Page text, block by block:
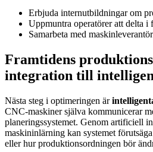
Erbjuda internutbildningar om
Uppmuntra operatörer att delta i
Samarbeta med
Framtidens
integration till
Nästa steg i optimeringen är
CNC-maskiner själva kommunicerar
planeringssystemet. Genom artificiell
maskininlärning kan systemet
eller hur produktionsordningen bör